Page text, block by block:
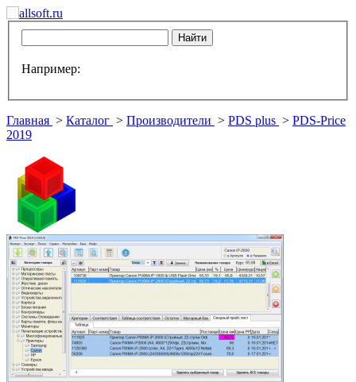
Например:
Главная > Каталог > Производители > PDS plus > PDS-Price
2019